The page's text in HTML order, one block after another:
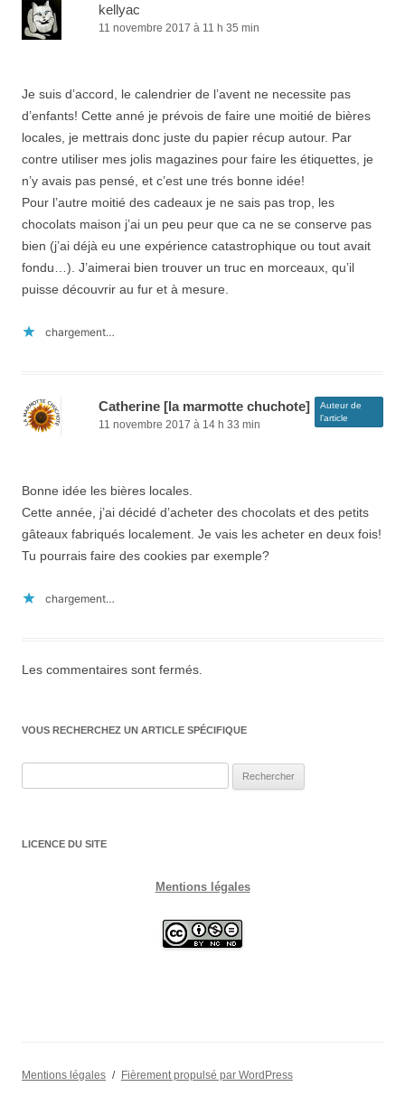
kellyac
11 novembre 2017 à 11 h 35 min
Je suis d’accord, le calendrier de l’avent ne necessite pas
d’enfants! Cette anné je prévois de faire une moitié de bières
locales, je mettrais donc juste du papier récup autour. Par
contre utiliser mes jolis magazines pour faire les étiquettes, je
n’y avais pas pensé, et c’est une trés bonne idée!
Pour l’autre moitié des cadeaux je ne sais pas trop, les
chocolats maison j’ai un peu peur que ca ne se conserve pas
bien (j’ai déjà eu une expérience catastrophique ou tout avait
fondu…). J’aimerai bien trouver un truc en morceaux, qu’il
puisse découvrir au fur et à mesure.
chargement…
Catherine [la marmotte chuchote]
Auteur de
l’article
11 novembre 2017 à 14 h 33 min
Bonne idée les bières locales.
Cette année, j’ai décidé d’acheter des chocolats et des petits
gâteaux fabriqués localement. Je vais les acheter en deux fois!
Tu pourrais faire des cookies par exemple?
chargement…
Les commentaires sont fermés.
VOUS RECHERCHEZ UN ARTICLE SPÉCIFIQUE
LICENCE DU SITE
Mentions légales
Mentions légales Fièrement propulsé par WordPress